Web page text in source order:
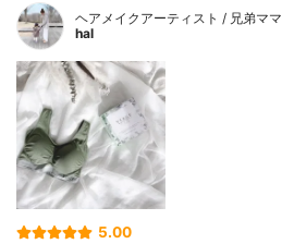
ヘアメイクアーティスト / 兄弟ママ
hal
5.00